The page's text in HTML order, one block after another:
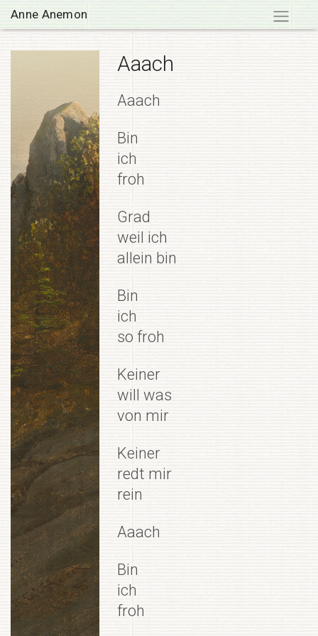
content
Anne Anemon
Aaach
Aaach
Bin
ich
froh
Grad
weil ich
allein bin
Bin
ich
so froh
Keiner
will was
von mir
Keiner
redt mir
rein
Aaach
Bin
ich
froh